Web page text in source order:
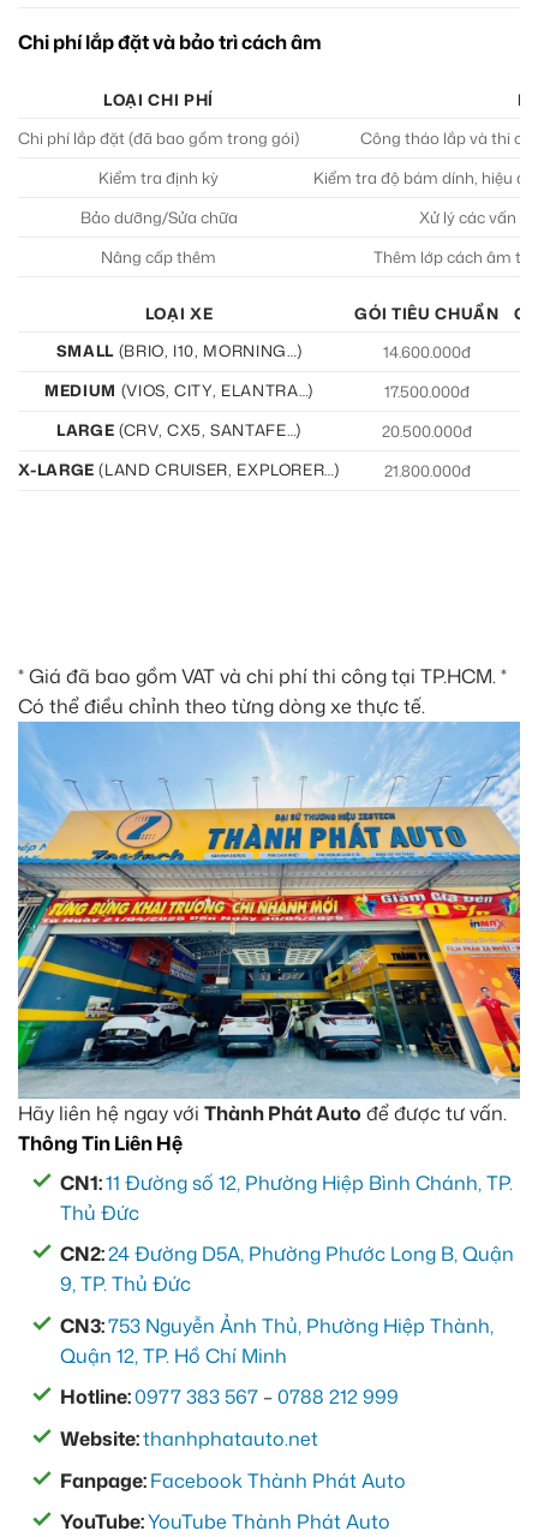
Chi phí lắp đặt và bảo trì cách âm
LOẠI CHI PHÍ
Chi phí lắp đặt (đã bao gồm trong gói)
Công tháo lắp và thi
Kiểm tra định kỳ
Kiểm tra độ bám dính, hiệu
Bảo dưỡng/Sửa chữa
Xử lý các vấn
Nâng cấp thêm
Thêm lớp cách âm
LOẠI XE GÓI TIÊU CHUẨN
SMALL (BRIO, I10, MORNING…) 14.600.000đ
MEDIUM (VIOS, CITY, ELANTRA…) 17.500.000đ
LARGE (CRV, CX5, SANTAFE…) 20.500.000đ
X-LARGE(LAND CRUISER, EXPLORER…) 21.800.000đ
* Giá đã bao gồm VAT và chi phí thi công tại TP.HCM. *
Có thể điều chỉnh theo từng dòng xe thực tế.
Hãy liên hệ ngay với Thành Phát Auto để được tư vấn.
Thông Tin Liên Hệ
CN1:11 Đường số 12, Phường Hiệp Bình Chánh, TP.
Thủ Đức
CN2:24 Đường D5A, Phường Phước Long B, Quận
9, TP. Thủ Đức
CN3:753 Nguyễn Ảnh Thủ, Phường Hiệp Thành,
Quận 12, TP. Hồ Chí Minh
Hotline:0977 383 567 –0788 212 999
Website:thanhphatauto.net
Fanpage:Facebook Thành Phát Auto
YouTube:YouTube Thành Phát Auto